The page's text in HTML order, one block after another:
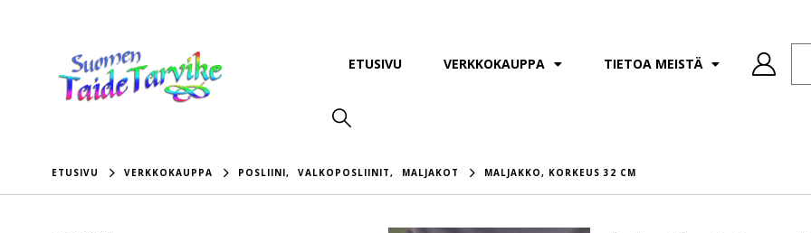
ETUSIVU VERKKOKAUPPA TIETOA MEISTÄ
ETUSIVU VERKKOKAUPPA POSLIINI, VALKOPOSLIINIT, MALJAKOT MALJAKKO, KORKEUS 32 CM